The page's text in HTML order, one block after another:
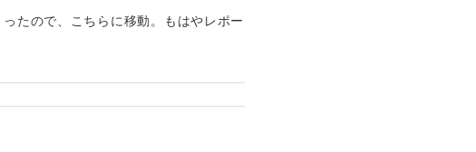
たので、こちらに移動。もはやレポー